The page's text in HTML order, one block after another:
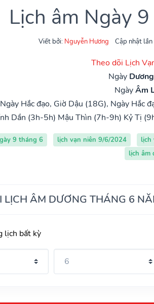
Lịch âm Ngày
Viết bởi: Nguyễn Hương Cập nhật
Theo dõi Lịch
Ngày
NgàyÂm
Ngày Hắc đạo, Giờ Dậu (18G), Ngày Hắc
Dần (3h-5h) Mậu Thìn (7h-9h) Kỷ Tị
9 tháng 6 lịch vạn niên 9/6/2024 lịch
lịch âm
LỊCH ÂM DƯƠNG THÁNG 6
lịch bất kỳ